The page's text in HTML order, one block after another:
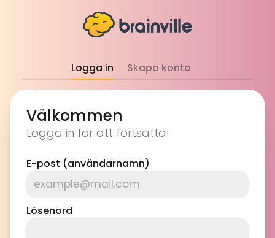
Logga in Skapa konto
Välkommen
Logga in för att fortsätta!
E-post (användarnamn)
Lösenord